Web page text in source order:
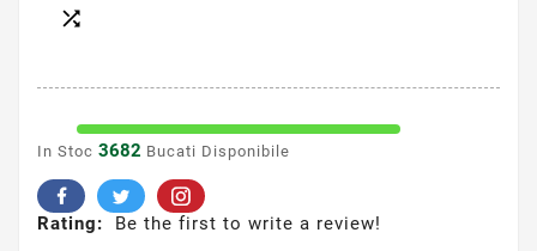

In Stoc 3682 Bucati Disponibile
Rating: Be the first to write a review!